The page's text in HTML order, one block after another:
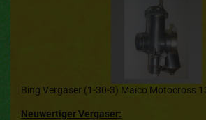
Bing Vergaser (1-30-3) Maico Motocross
Neuwertiger Vergaser: